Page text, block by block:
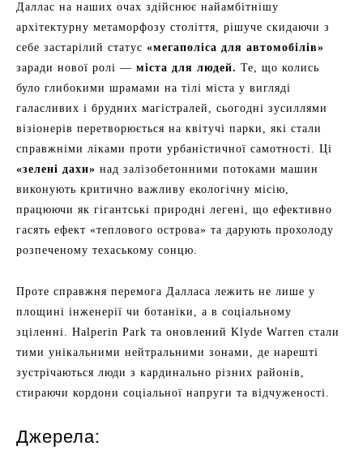
Даллас на наших очах здійснює найамбітнішу
архітектурну метаморфозу століття, рішуче скидаючи з
себе застарілий статус «мегаполіса для автомобілів»
заради нової ролі — міста для людей. Те, що колись
було глибокими шрамами на тілі міста у вигляді
галасливих і брудних магістралей, сьогодні зусиллями
візіонерів перетворюється на квітучі парки, які стали
справжніми ліками проти урбаністичної самотності. Ці
«зелені дахи» над залізобетонними потоками машин
виконують критично важливу екологічну місію,
працюючи як гігантські природні легені, що ефективно
гасять ефект «теплового острова» та дарують прохолоду
розпеченому техаському сонцю.
Проте справжня перемога Далласа лежить не лише у
площині інженерії чи ботаніки, а в соціальному
зціленні. Halperin Park та оновлений Klyde Warren стали
тими унікальними нейтральними зонами, де нарешті
зустрічаються люди з кардинально різних районів,
стираючи кордони соціальної напруги та відчуженості.
Джерела: